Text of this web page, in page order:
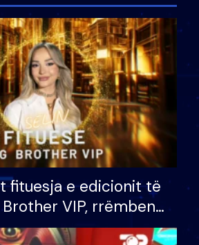
fituesja e edicionit të
VIP, rrëmben
prej 100 mijë eurosh